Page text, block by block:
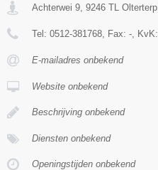
Achterwei 9 9246 TL Olterterp
Tel: 0512-381768 , Fax: - , KvK:
E-mailadres onbekend
Website onbekend
Beschrijving onbekend
Diensten onbekend
Openingstijden onbekend